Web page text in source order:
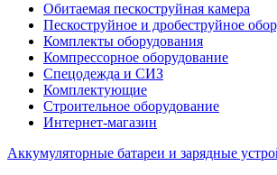
Обитаемая пескоструйная камера
Пескоструйное и дробеструйное
Комплекты оборудования
Компрессорное оборудование
Спецодежда и СИЗ
Комплектующие
Строительное оборудование
Интернет-магазин
Аккумуляторные батареи и зарядные